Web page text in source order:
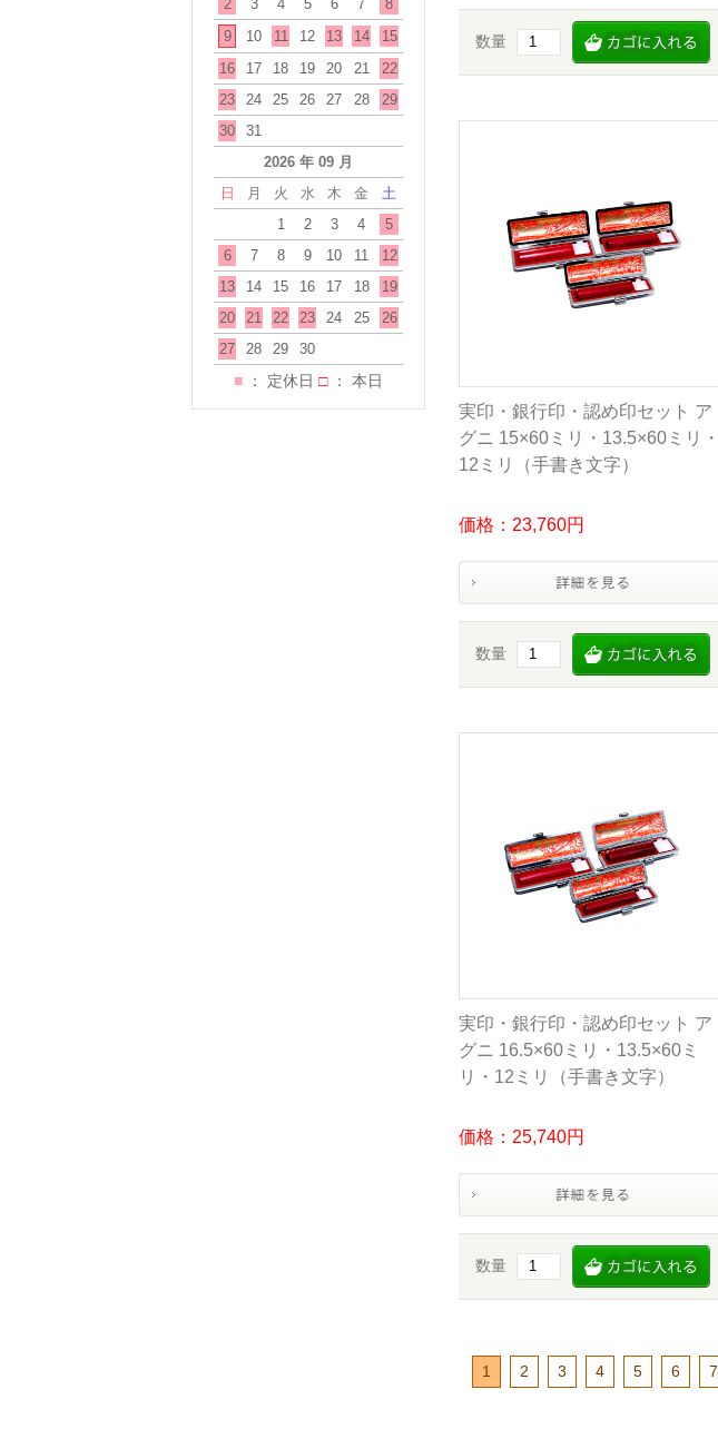
数量
実印・銀行印・認め印セット ア
グニ 15×60ミリ・13.5×60ミリ・
12ミリ（手書き文字）
価格：23,760円
数量
実印・銀行印・認め印セット ア
グニ 16.5×60ミリ・13.5×60ミ
リ・12ミリ（手書き文字）
価格：25,740円
数量
1 2 3 4 5 6 7
2
3 4 5 6 7
8
9
10 11 12 13 14
15
16
17 18 19 20 21
22
23
24 25 26 27 28
29
30
31
2026 年 09 月
日
月 火 水 木 金
土
1
2 3 4
5
6
7 8 9 10 11
12
13
14 15 16 17 18
19
20
21 22 23 24 25
26
27
28 29 30
■ ： 定休日 □： 本日